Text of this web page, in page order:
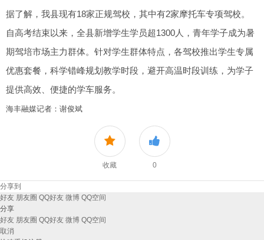
据了解，我县现有18家正规驾校，其中有2家摩托车专项驾校。
自高考结束以来，全县新增学生学员超1300人，青年学子成为暑
期驾培市场主力群体。针对学生群体特点，各驾校推出学生专属
优惠套餐，科学错峰规划教学时段，避开高温时段训练，为学子
提供高效、便捷的学车服务。
海丰融媒记者：谢俊斌
收藏 0
分享到
好友 朋友圈 QQ好友 微博 QQ空间
分享
好友 朋友圈 QQ好友 微博 QQ空间
取消